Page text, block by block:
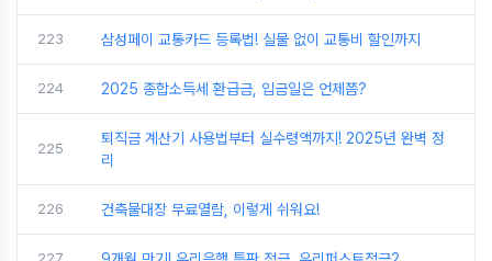
223 삼성페이 교통카드 등록법! 실물 없이 교통비 할인까지
224 2025 종합소득세 환급금, 입금일은 언제쯤?
225
퇴직금 계산기 사용법부터 실수령액까지! 2025년 완벽 정
리
226 건축물대장 무료열람, 이렇게 쉬워요!